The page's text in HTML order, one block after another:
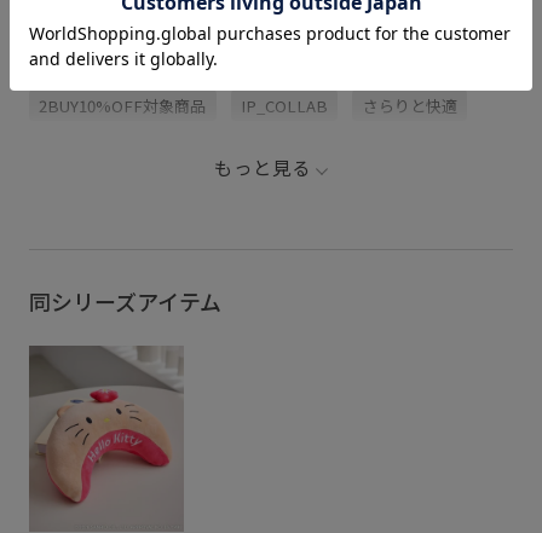
ropepicnic_dog jadorejunonline
#ポムポムプリン#サンリオ#サン
リオキャラクター
ールが7/24(金)から発売となりま
す！(予約は7/16(木) 12:00か
ら！) ⁡ イクスピアリ店でもSNSを
にDogアイテムGETしようか検討
中☺️ ⁡ 気になるアイテムはぜひコ
なの好きなキャラクターはどの
子？？ 私はハローキティ❤️ ⁡ #ロ
26SSRP_sanrio 26SSRP_sanrio03
2BUY10%OFF対象商品 IP_COLLAB さらりと快適
涼しげ 華やか 軽快
もっと見る
同シリーズアイテム